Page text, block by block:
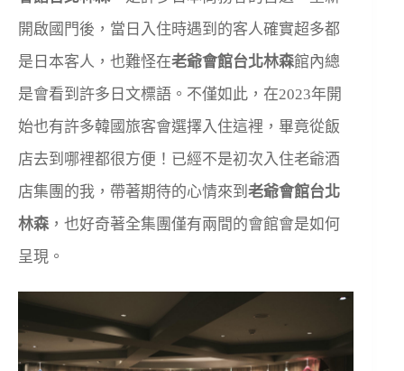
開啟國門後，當日入住時遇到的客人確實超多都
是日本客人，也難怪在老爺會館台北林森館內總
是會看到許多日文標語。不僅如此，在2023年開
始也有許多韓國旅客會選擇入住這裡，畢竟從飯
店去到哪裡都很方便！已經不是初次入住老爺酒
店集團的我，帶著期待的心情來到 老爺會館台北
林森 ，也好奇著全集團僅有兩間的會館會是如何
呈現。